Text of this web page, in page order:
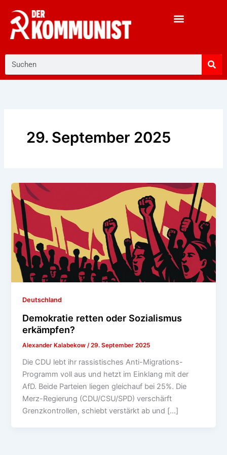
Inhalt
springen
29. September 2025
Deutschland
Demokratie retten oder Sozialismus
erkämpfen?
Alexander Kalabekow /29. September 2025
Die CDU lebt ihr rassistisches Anti-Migrations-
Programm voll aus und hetzt im Einklang mit der
AfD. Beide Parteien liegen gleichauf bei 25%. Die
Merz-Regierung (CDU/CSU/SPD) verschärft
Grenzkontrollen, schiebt verstärkt ab und […]